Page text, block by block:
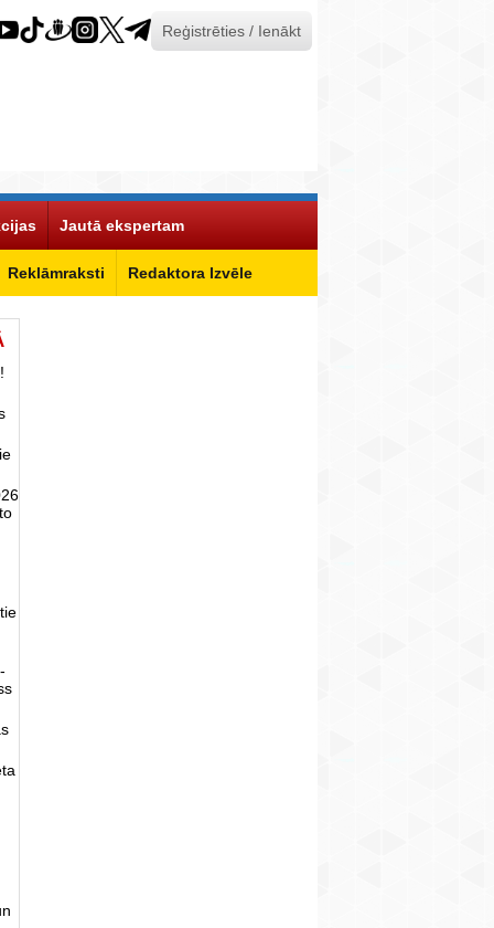
Reģistrēties / Ienākt
Reklāmraksti Redaktora Izvēle
Jautā ekspertam